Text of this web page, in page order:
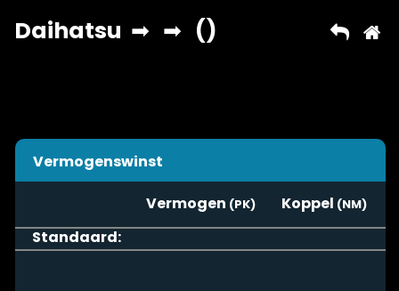
Vermogenswinst
Vermogen
Koppel
Standaard: